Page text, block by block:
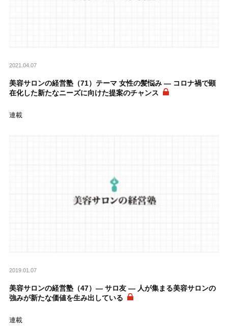
2021.04.07
美容サロンの経営塾（71）テーマ 女性の髪悩み ― コロナ禍で顕
在化した新たなニーズに向けた提案のチャンス
連載
2019.01.07
美容サロンの経営塾（47）― サロ友 ― 人が集まる美容サロンの
強みが新たな価値を生み出している
連載